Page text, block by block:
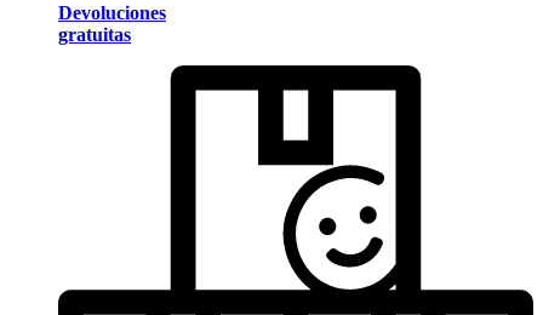
Devoluciones
gratuitas